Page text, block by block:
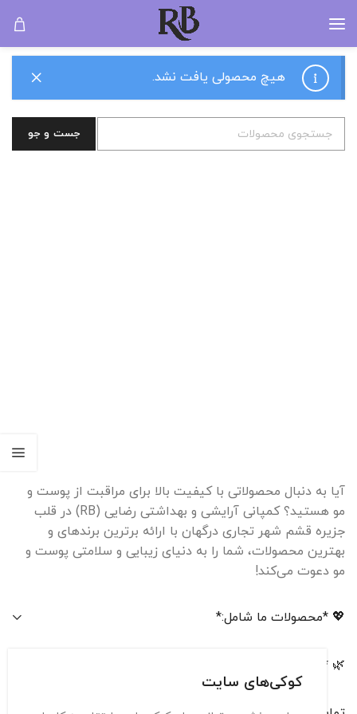
هیچ محصولی یافت نشد.
جست و جو
آیا به دنبال محصولاتی با کیفیت بالا برای مراقبت از پوست و
مو هستید؟ کمپانی آرایشی و بهداشتی رضایی (RB) در قلب
جزیره قشم شهر تجاری درگهان با ارائه برترین برندهای و
بهترین محصولات، شما را به دنیای زیبایی و سلامتی پوست و
مو دعوت می‌کند!
💖 *محصولات ما شامل:*
🌿 *چرا ما؟*
کوکی‌های سایت